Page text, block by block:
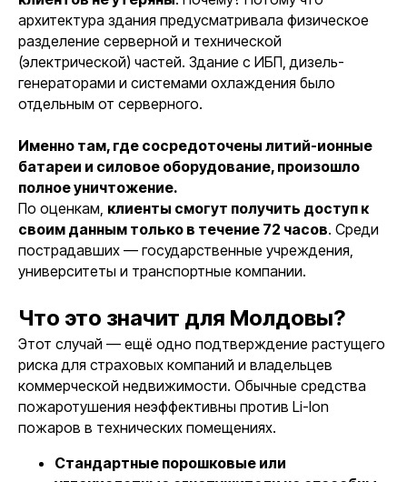
архитектура здания предусматривала физическое
разделение серверной и технической
(электрической) частей. Здание с ИБП, дизель-
генераторами и системами охлаждения было
отдельным от серверного.
Именно там, где сосредоточены литий-ионные
батареи и силовое оборудование, произошло
полное уничтожение.
По оценкам, клиенты смогут получить доступ к
своим данным только в течение 72 часов. Среди
пострадавших — государственные учреждения,
университеты и транспортные компании.
Что это значит для Молдовы?
Этот случай — ещё одно подтверждение растущего
риска для страховых компаний и владельцев
коммерческой недвижимости. Обычные средства
пожаротушения неэффективны против Li-Ion
пожаров в технических помещениях.
Стандартные порошковые или